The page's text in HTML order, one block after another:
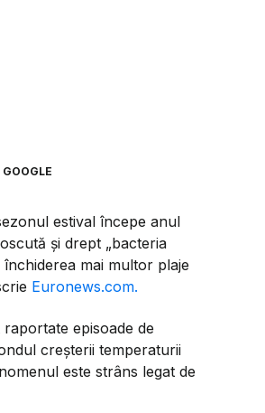
estival începe anul
și drept „bacteria
mai multor plaje
Euronews.com.
episoade de
creșterii temperaturii
este strâns legat de